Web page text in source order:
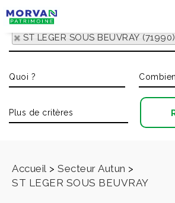
ST LEGER SOUS BEUVRAY (71990)
Accueil > Secteur Autun >
ST LEGER SOUS BEUVRAY